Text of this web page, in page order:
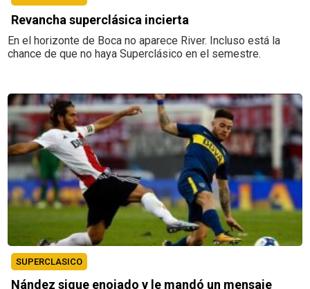
Revancha superclásica incierta
En el horizonte de Boca no aparece River. Incluso está la
chance de que no haya Superclásico en el semestre.
SUPERCLASICO
Nández sigue enojado y le mandó un mensaje